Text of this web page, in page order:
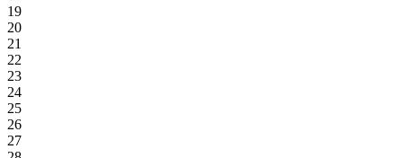
19
20
21
22
23
24
25
26
27